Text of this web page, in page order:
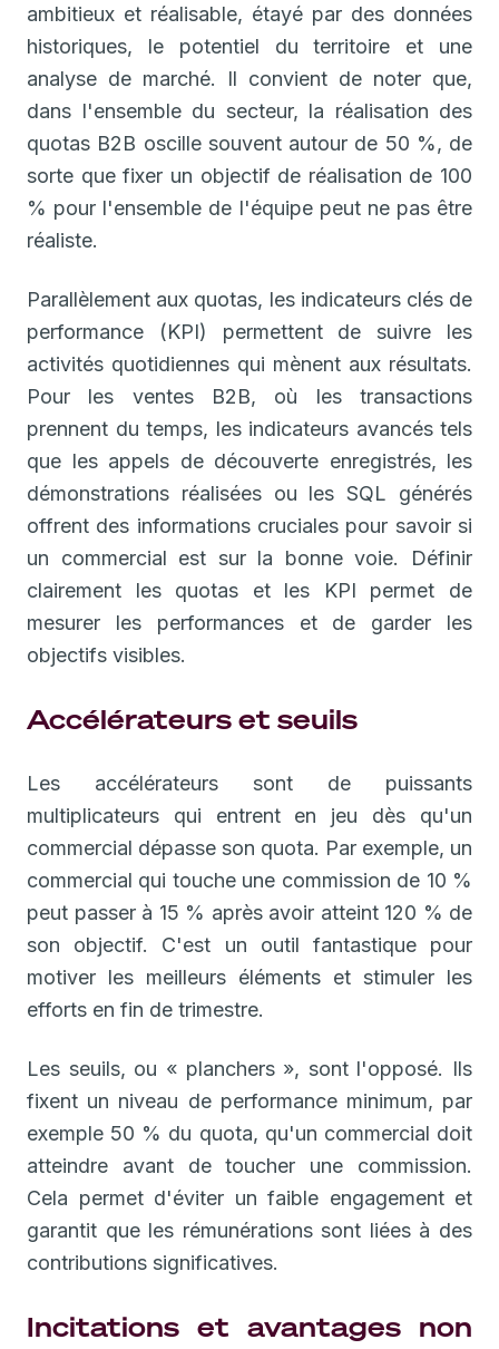
ambitieux et réalisable, étayé par des données
historiques, le potentiel du territoire et une
analyse de marché. Il convient de noter que,
dans l'ensemble du secteur, la réalisation des
quotas B2B oscille souvent autour de 50 %, de
sorte que fixer un objectif de réalisation de 100
% pour l'ensemble de l'équipe peut ne pas être
réaliste.
Parallèlement aux quotas, les indicateurs clés de
performance (KPI) permettent de suivre les
activités quotidiennes qui mènent aux résultats.
Pour les ventes B2B, où les transactions
prennent du temps, les indicateurs avancés tels
que les appels de découverte enregistrés, les
démonstrations réalisées ou les SQL générés
offrent des informations cruciales pour savoir si
un commercial est sur la bonne voie. Définir
clairement les quotas et les KPI permet de
mesurer les performances et de garder les
objectifs visibles.
Accélérateurs et seuils
Les accélérateurs sont de puissants
multiplicateurs qui entrent en jeu dès qu'un
commercial dépasse son quota. Par exemple, un
commercial qui touche une commission de 10 %
peut passer à 15 % après avoir atteint 120 % de
son objectif. C'est un outil fantastique pour
motiver les meilleurs éléments et stimuler les
efforts en fin de trimestre.
Les seuils, ou « planchers », sont l'opposé. Ils
fixent un niveau de performance minimum, par
exemple 50 % du quota, qu'un commercial doit
atteindre avant de toucher une commission.
Cela permet d'éviter un faible engagement et
garantit que les rémunérations sont liées à des
contributions significatives.
Incitations et avantages non